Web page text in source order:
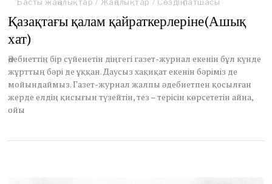
t
r
2
0
1
Қазақтағы қалам қайраткерлеріне(Ашық
хат)
Әдебиеттің бір сүйенетін діңгегі газет-журнал екенін бұл күнде
жұрттың бәрі де ұққан. Даусыз хақиқат екенін бәріміз де
мойындаймыз. Газет-журнал жалпы әдебиетпен қосылған
жерде елдің қисығын түзейтін, тез – терісін көрсететін айна,
ойы